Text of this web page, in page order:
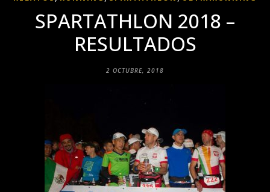
SPARTATHLON 2018 –
RESULTADOS
2 OCTUBRE, 2018